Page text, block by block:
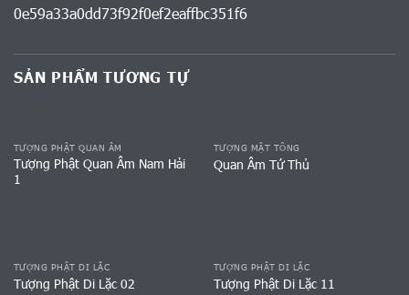
SẢN PHẨM TƯƠNG TỰ
TƯỢNG PHẬT QUAN ÂM
Tượng Phật Quan Âm Nam Hải
1
TƯỢNG MẬT TÔNG
Quan Âm Tứ Thủ
TƯỢNG PHẬT DI LẶC
Tượng Phật Di Lặc 02
TƯỢNG PHẬT DI LẶC
Tượng Phật Di Lặc 11